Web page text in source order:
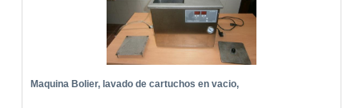
Maquina Bolier, lavado de cartuchos en vacio,